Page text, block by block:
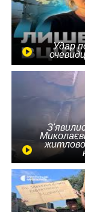
Удар